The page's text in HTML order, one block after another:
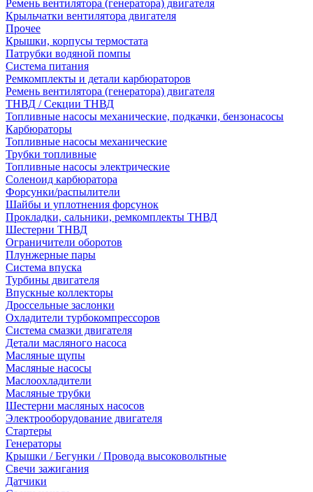
Ремень вентилятора (генератора) двигателя
Крыльчатки вентилятора двигателя
Прочее
Крышки, корпусы термостата
Патрубки водяной помпы
Система питания
Ремкомплекты и детали карбюраторов
Ремень вентилятора (генератора) двигателя
ТНВД / Секции ТНВД
Топливные насосы механические, подкачки, бензонасосы
Карбюраторы
Топливные насосы механические
Трубки топливные
Топливные насосы электрические
Соленоид карбюратора
Форсунки/распылители
Шайбы и уплотнения форсунок
Прокладки, сальники, ремкомплекты ТНВД
Шестерни ТНВД
Ограничители оборотов
Плунжерные пары
Система впуска
Турбины двигателя
Впускные коллекторы
Дроссельные заслонки
Охладители турбокомпрессоров
Система смазки двигателя
Детали масляного насоса
Масляные щупы
Масляные насосы
Маслоохладители
Масляные трубки
Шестерни масляных насосов
Электрооборудование двигателя
Стартеры
Генераторы
Крышки / Бегунки / Провода высоковольтные
Свечи зажигания
Датчики